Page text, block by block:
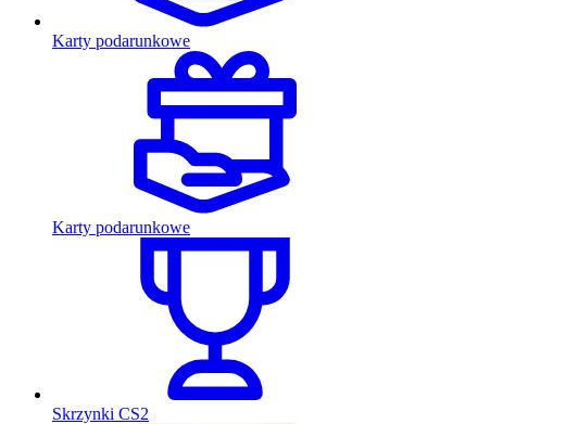
Karty podarunkowe
Karty podarunkowe
Skrzynki CS2